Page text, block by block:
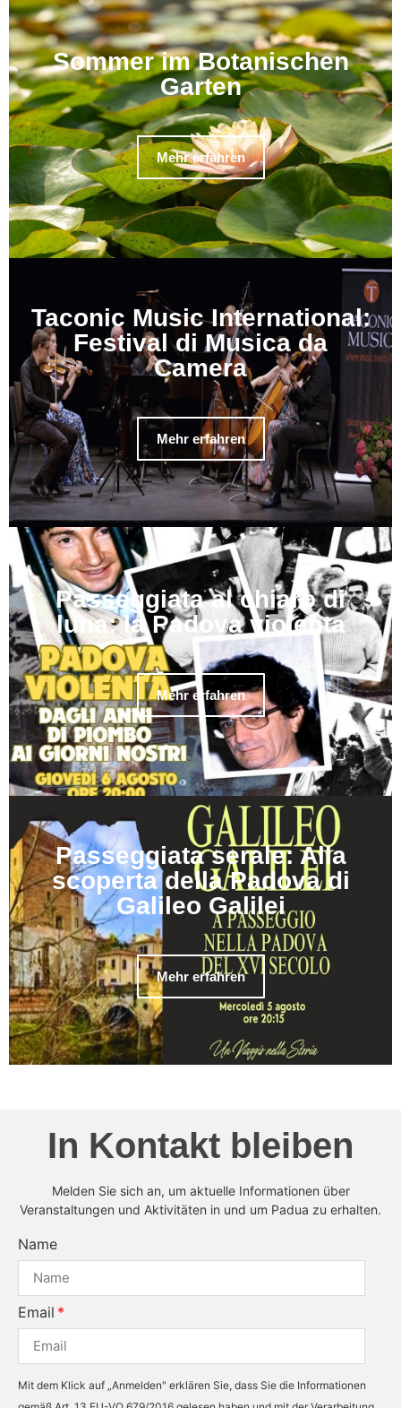
Sommer im Botanischen
Garten
Mehr erfahren
Taconic Music International:
Festival di Musica da
Camera
Mehr erfahren
Passeggiata al chiaro di
luna: la Padova violenta
Mehr erfahren
Passeggiata serale: Alla
scoperta della Padova di
Galileo Galilei
Mehr erfahren
In Kontakt bleiben
Melden Sie sich an, um aktuelle Informationen über
Veranstaltungen und Aktivitäten in und um Padua zu erhalten.
Name
Email
Mit dem Klick auf „Anmelden" erklären Sie, dass Sie die Informationen